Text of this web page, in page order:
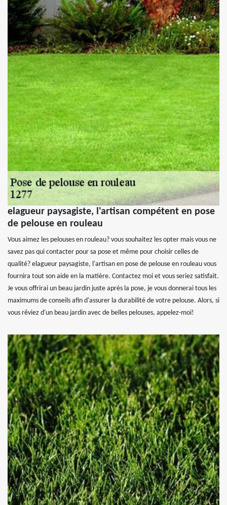
elagueur paysagiste, l'artisan compétent en pose
de pelouse en rouleau
Vous aimez les pelouses en rouleau? vous souhaitez les opter mais vous ne
savez pas qui contacter pour sa pose et même pour choisir celles de
qualité? elagueur paysagiste, l'artisan en pose de pelouse en rouleau vous
fournira tout son aide en la matière. Contactez moi et vous seriez satisfait.
Je vous offrirai un beau jardin juste après la pose, je vous donnerai tous les
maximums de conseils afin d'assurer la durabilité de votre pelouse. Alors, si
vous rêviez d'un beau jardin avec de belles pelouses, appelez-moi!